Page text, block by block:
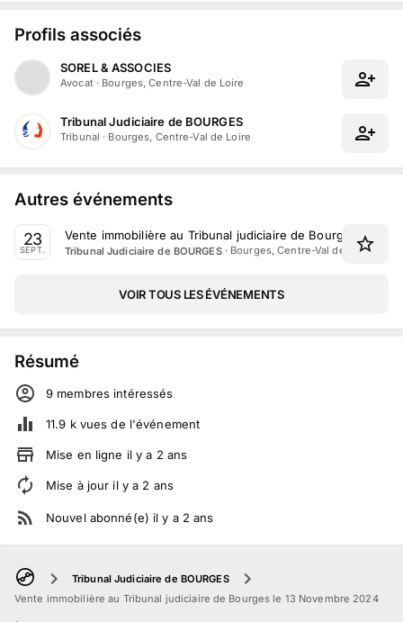
Profils associés
SOREL & ASSOCIES
Avocat· Bourges, Centre-Val de Loire
Tribunal Judiciaire de BOURGES
Tribunal · Bourges, Centre-Val de Loire
Autres événements
23
SEPT.
Vente immobilière au Tribunal judiciaire de Bourges le 23
Tribunal Judiciaire de BOURGES· Bourges, Centre-Val de Loire
VOIR TOUS LES ÉVÉNEMENTS
Résumé
9 membres intéressés
11.9 kvues de l'événement
Mise en ligne il y a 2 ans
Mise à jour il y a 2 ans
Nouvel abonné(e) il y a 2 ans
Tribunal Judiciaire de BOURGES
Vente immobilière au Tribunal judiciaire de Bourges le 13 Novembre 2024